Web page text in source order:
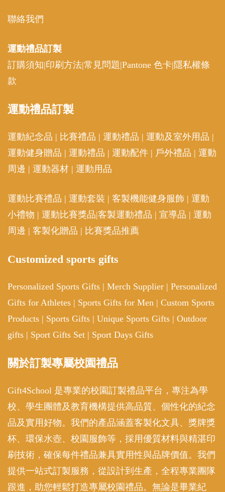
聯絡我們
運動禮品訂製
訂購須知|印刷方法|常見問題|Pantone 色卡| 隱私權條
款
運動禮品訂製
運動紀念品 | 比賽禮品 | 運動禮品 | 運動及室外用品 |
運動健身贈品 | 運動禮品 | 運動配件 | 戶外禮品 | 運動
周邊 | 運動器材 | 運動用品
運動比賽禮品 | 運動套裝 | 客製機能健身服飾 | 運動
小禮物 | 運動比賽獎品|客製運動禮品 | 宣導品 | 運動
周邊 | 客製化贈品 | 比賽獎品推薦
Customized sports gifts
Personalized Sports Gifts | Merch Supplier | Personalized
Gifts for Athletes | Sports Gifts for Men | Custom Sports
Products | Sports Gifts | Unique Sports Gifts | Outdoor
gifts | Sport Gifts Set | Sport Days Gifts
關於訂製專屬校園禮品
Gift4School 是專業的校園訂製禮品平台，專注為學
校、學生團體及教育機構提供高品質、個性化的紀念
品及實用好物。我們的產品涵蓋客製化文具、獎牌獎
杯、環保水壺、校園服飾等，採用優質材料與精湛印
刷技術，確保每件禮品兼具實用性與品牌價值。我們
提供一站式訂製服務，從設計到生產，全程專業團隊
跟進，助您輕鬆打造專屬校園禮品。無論是畢業紀